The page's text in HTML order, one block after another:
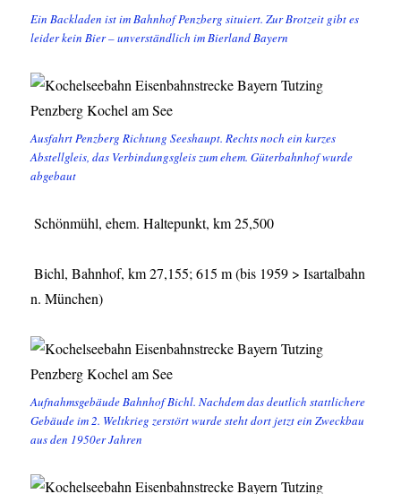
Ein Backladen ist im Bahnhof Penzberg situiert. Zur Brotzeit gibt es
leider kein Bier – unverständlich im Bierland Bayern
Ausfahrt Penzberg Richtung Seeshaupt. Rechts noch ein kurzes
Abstellgleis, das Verbindungsgleis zum ehem. Güterbahnhof wurde
abgebaut
Schönmühl, ehem. Haltepunkt, km 25,500
Bichl, Bahnhof, km 27,155; 615 m (bis 1959 > Isartalbahn
n. München)
Aufnahmsgebäude Bahnhof Bichl. Nachdem das deutlich stattlichere
Gebäude im 2. Weltkrieg zerstört wurde steht dort jetzt ein Zweckbau
aus den 1950er Jahren